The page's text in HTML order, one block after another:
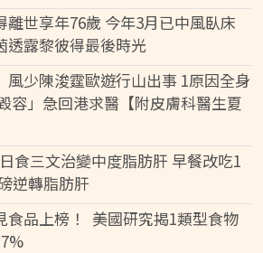
離世享年76歲 今年3月已中風臥床
透露黎彼得最後時光
風少陳浚霆歐遊行山出事 1原因全身
容」急回港求醫【附皮膚科醫生夏
食三文治變中度脂肪肝 早餐改吃1
逆轉脂肪肝
食品上榜！ 美國研究揭1類型食物